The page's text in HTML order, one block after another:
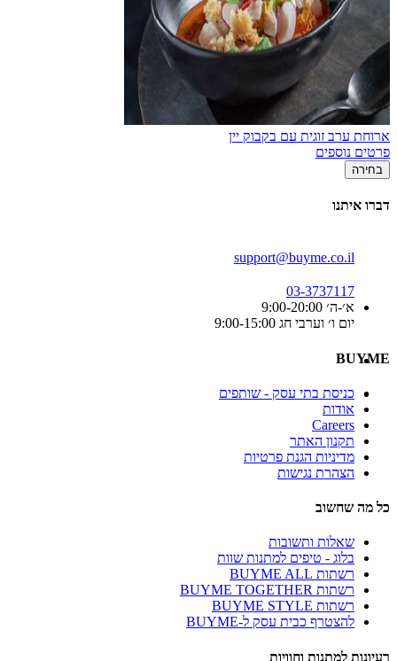
ארוחת ערב זוגית עם בקבוק יין
פרטים נוספים
בחירה
דברו איתנו
support@buyme.co.il
03-3737117
א׳-ה׳ 9:00-20:00
יום ו׳ וערבי חג 9:00-15:00
BUYME
כניסת בתי עסק - שותפים
אודות
Careers
תקנון האתר
מדיניות הגנת פרטיות
הצהרת נגישות
כל מה שחשוב
שאלות ותשובות
בלוג - טיפים למתנות שוות
רשתות BUYME ALL
רשתות BUYME TOGETHER
רשתות BUYME STYLE
להצטרף כבית עסק ל-BUYME
רעיונות למתנות וחוויות